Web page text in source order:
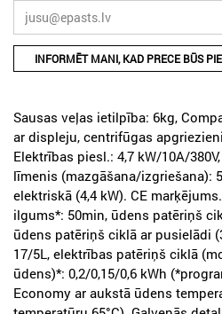
INFORMĒT MANI, KAD PRECE BŪS
Sausas veļas ietilpība: 6kg,
ar displeju, centrifūgas
Elektrības piesl.: 4,7 kW/10A/
līmenis (mazgāšana/izgriešana):
elektriskā (4,4 kW). CE
ilgums*: 50min, ūdens patēriņš
ūdens patēriņš ciklā ar pusielādi
17/5L, elektrības patēriņš ciklā
ūdens)*: 0,2/0,15/0,6 kWh
Economy ar aukstā ūdens